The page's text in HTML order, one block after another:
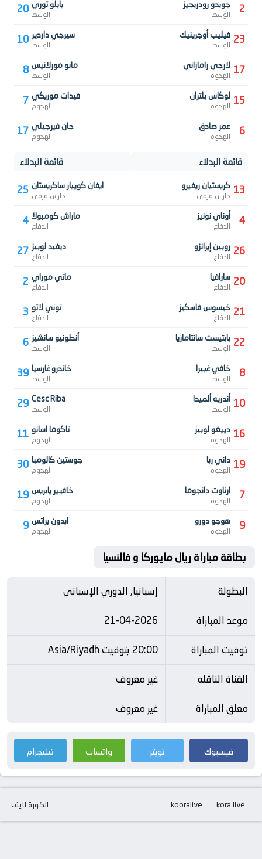
20 بابلو توري
الوسط
10 سيرجي داردير
الوسط
8 مانو مورلانيس
الوسط
7 فيدات موريكي
الهجوم
17 جان فيرجيلي
الهجوم
قائمة البدلاء
25 ايفان كوييار ساكريستان
حارس مرمى
4 ماراش كومبولا
الدفاع
27 ديفيد لوبيز
الدفاع
2 ماتي موراي
الدفاع
3 توني لاتو
الدفاع
6 أنطونيو سانشيز
الوسط
39 خاندرو غارسيا
الوسط
29 Cesc Riba
الوسط
11 تاكوما اسانو
الهجوم
30 جوستين كالومبا
الهجوم
19 خافيير يابريس
الهجوم
9 ابدون براتس
الهجوم
2 جويدو رودريجيز
الوسط
23 فيليب أوجرينيك
الوسط
17 لارجي رامازاني
الهجوم
15 لوكاس بلتران
الهجوم
6 عمر صادق
الهجوم
قائمة البدلاء
13 كريستيان ريفيرو
حارس مرمى
4 أوناي نونيز
الدفاع
26 روبين إيرانزو
الدفاع
20 سارافيا
الدفاع
21 خيسوس فاسكيز
الدفاع
22 بابتيست سانتاماريا
الوسط
8 خافي غييرا
الوسط
10 أندريه ألميدا
الوسط
16 دييغو لوبيز
الهجوم
19 داني ربا
الهجوم
7 ارناوت دانجوما
الهجوم
9 هوجو دورو
الهجوم
بطاقة مباراة ريال مايوركا و فالنسيا
البطولة
إسبانيا, الدوري الإسباني
موعد المباراة
21-04-2026
توقيت المباراة
20:00 بتوقيت Asia/Riyadh
القناة الناقله
غير معروف
معلق المباراة
غير معروف
فيسبوك تويتر واتساب تيليجرام
الكورة لايف kora live
kooralive